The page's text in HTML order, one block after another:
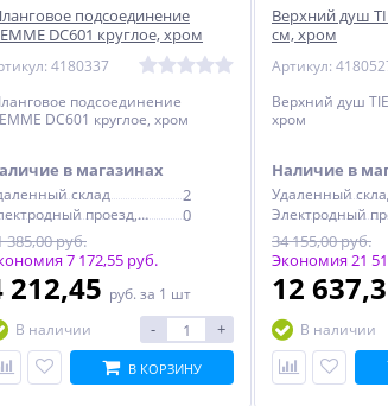
подсоединение
DC601 круглое, хром
4180337
подсоединение
DC601 круглое, хром
в магазинах
склад 2
Электродный проезд, 6с1
0
385,00 руб.
7 172,55 руб.
212,45 руб. за 1 шт
В наличии
- +
В КОРЗИНУ
Верхний душ
см, хром
Артикул:
Верхний душ
хром
Наличие в
Удаленный
34 155,00 руб.
Экономия 21
12
В наличии